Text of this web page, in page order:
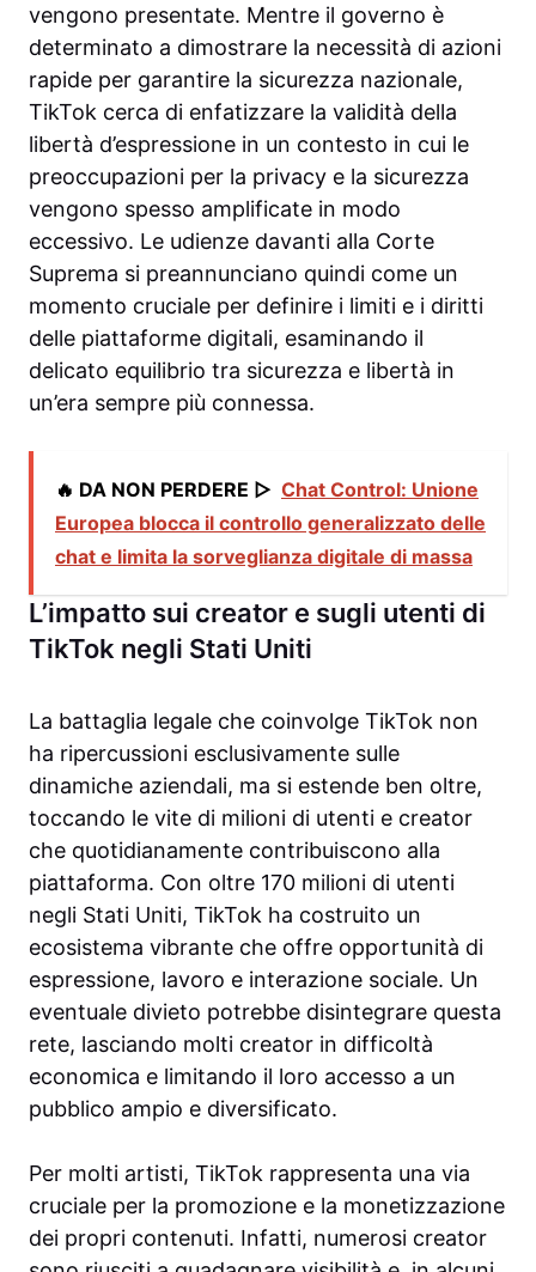
vengono presentate. Mentre il governo è
determinato a dimostrare la necessità di azioni
rapide per garantire la sicurezza nazionale,
TikTok cerca di enfatizzare la validità della
libertà d’espressione in un contesto in cui le
preoccupazioni per la privacy e la sicurezza
vengono spesso amplificate in modo
eccessivo. Le udienze davanti alla Corte
Suprema si preannunciano quindi come un
momento cruciale per definire i limiti e i diritti
delle piattaforme digitali, esaminando il
delicato equilibrio tra sicurezza e libertà in
un’era sempre più connessa.
🔥 DA NON PERDERE ▷ Chat Control: Unione
Europea blocca il controllo generalizzato delle
chat e limita la sorveglianza digitale di massa
L’impatto sui creator e sugli utenti di
TikTok negli Stati Uniti
La battaglia legale che coinvolge TikTok non
ha ripercussioni esclusivamente sulle
dinamiche aziendali, ma si estende ben oltre,
toccando le vite di milioni di utenti e creator
che quotidianamente contribuiscono alla
piattaforma. Con oltre 170 milioni di utenti
negli Stati Uniti, TikTok ha costruito un
ecosistema vibrante che offre opportunità di
espressione, lavoro e interazione sociale. Un
eventuale divieto potrebbe disintegrare questa
rete, lasciando molti creator in difficoltà
economica e limitando il loro accesso a un
pubblico ampio e diversificato.
Per molti artisti, TikTok rappresenta una via
cruciale per la promozione e la monetizzazione
dei propri contenuti. Infatti, numerosi creator